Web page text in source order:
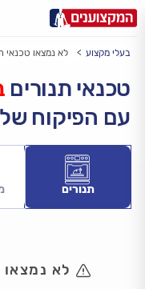
עירעיר: תל אביב, חיפה…
בעלי מקצוע לא נמצאו טכנאי
טכנאי תנורים
עם הפיקוח
תנורים
לא נמצאו